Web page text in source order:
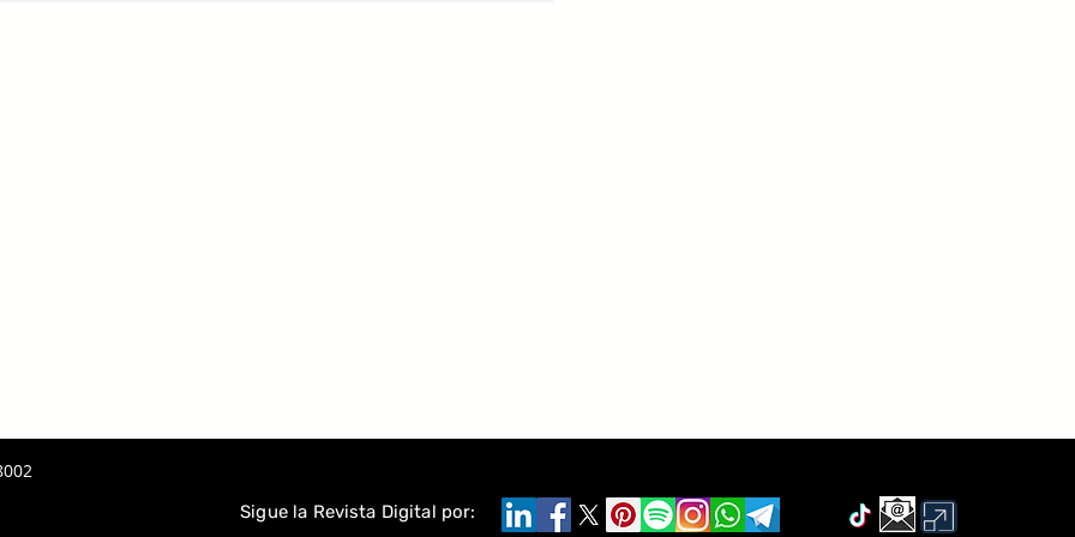
Sigue la Revista Digital por: